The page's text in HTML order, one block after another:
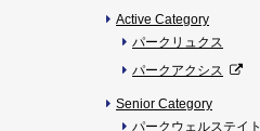
Active Category
パークリュクス
パークアクシス
Senior Category
パークウェルステイト